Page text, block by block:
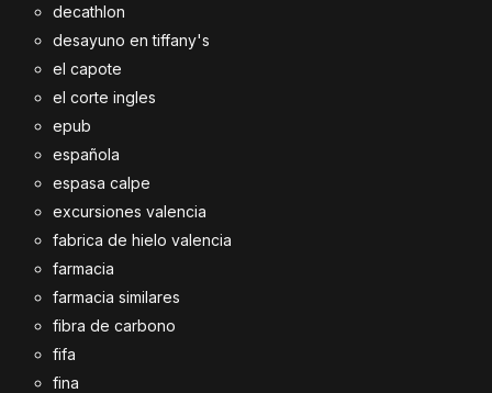
decathlon
desayuno en tiffany's
el capote
el corte ingles
epub
española
espasa calpe
excursiones valencia
fabrica de hielo valencia
farmacia
farmacia similares
fibra de carbono
fifa
fina